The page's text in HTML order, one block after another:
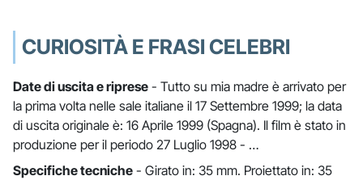
CURIOSITÀ E FRASI CELEBRI
Date di uscita e riprese - Tutto su mia madre è arrivato per
la prima volta nelle sale italiane il 17 Settembre 1999; la data
di uscita originale è: 16 Aprile 1999 (Spagna). Il film è stato in
produzione per il periodo 27 Luglio 1998 - …
Specifiche tecniche - Girato in: 35 mm. Proiettato in: 35